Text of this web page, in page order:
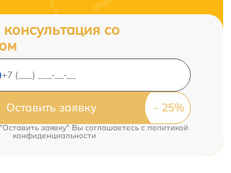
со
Оставить заявку
заявку" Вы соглашаетесь cполитикой
конфиденциальности